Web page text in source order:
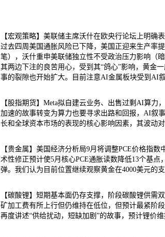
【宏观策略】美联储主席沃什在欧央行论坛上明确
过去四周美国通胀风险已下降，美国正迎来生产率
笔），沃什重申美联储独立性不受政治压力影响（
其两边下注的良苦用心，受到其“鸽心”影响，黄金
事的裂隙也开始扩大。目前注意AI金属板块受到AI叙
【股指期货】Meta拟自建云业务、出售过剩AI算
加速的故事转变为算力也要寻求出路和回报，AI叙
长和全球资本市场的表现的核心影响因素，其波动
【贵金属】美国经济分析局9月将调整PCE价格指
术性修正预计使5月核心PCE通胀读数降低13个基
弹。我们认为目前位置继续观察黄金在4000美元的
【碳酸锂】短期基本面仍存支撑，阶段碳酸锂供
矿加工费有所上行但仍维持在低位，但预计最紧阶
再度讲述“供给扰动，短缺加剧”的故事，预计锂价维